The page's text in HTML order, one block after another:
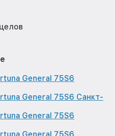
General 75S6
General 75S6 Санкт-
General 75S6